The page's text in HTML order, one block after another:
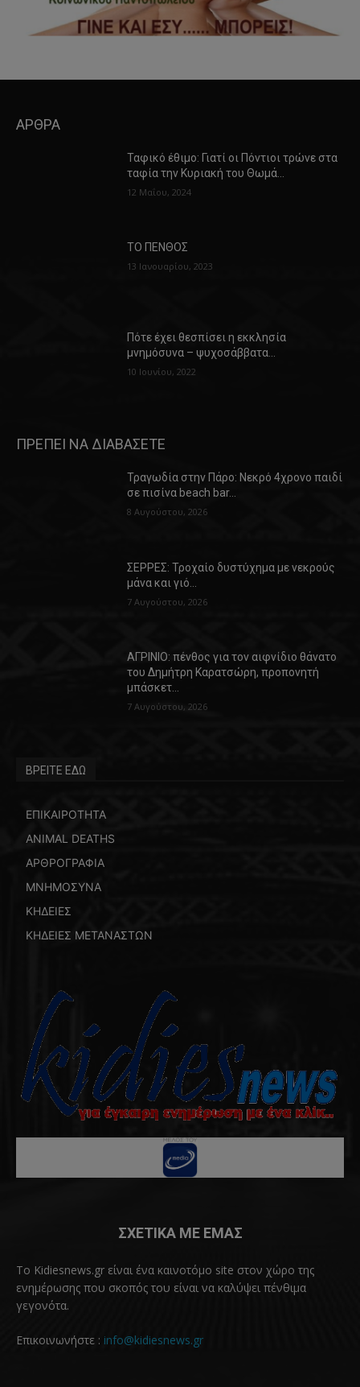
ΑΡΘΡΑ
Ταφικό έθιμο: Γιατί οι Πόντιοι τρώνε στα
ταφία την Κυριακή του Θωμά…
12 Μαΐου, 2024
ΤΟ ΠΕΝΘΟΣ
13 Ιανουαρίου, 2023
Πότε έχει θεσπίσει η εκκλησία
μνημόσυνα – ψυχοσάββατα…
10 Ιουνίου, 2022
ΠΡΕΠΕΙ ΝΑ ΔΙΑΒΑΣΕΤΕ
Τραγωδία στην Πάρο: Νεκρό 4χρονο παιδί
σε πισίνα beach bar…
8 Αυγούστου, 2026
ΣΕΡΡΕΣ: Τροχαίο δυστύχημα με νεκρούς
μάνα και γιό…
7 Αυγούστου, 2026
ΑΓΡΙΝΙΟ: πένθος για τον αιφνίδιο θάνατο
του Δημήτρη Καρατσώρη, προπονητή
μπάσκετ…
7 Αυγούστου, 2026
ΒΡΕΙΤΕ ΕΔΩ
ΕΠΙΚΑΙΡΟΤΗΤΑ
ANIMAL DEATHS
ΑΡΘΡΟΓΡΑΦΙΑ
ΜΝΗΜΟΣΥΝΑ
ΚΗΔΕΙΕΣ
ΚΗΔΕΙΕΣ ΜΕΤΑΝΑΣΤΩΝ
ΣΧΕΤΙΚΑ ΜΕ ΕΜΑΣ
Το Kidiesnews.gr είναι ένα καινοτόμο site στον χώρο της
ενημέρωσης που σκοπός του είναι να καλύψει πένθιμα
γεγονότα.
Επικοινωνήστε : info@kidiesnews.gr